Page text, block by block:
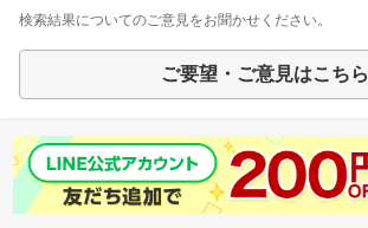
検索結果についてのご意見をお聞かせください。
ご要望・ご意見はこちら